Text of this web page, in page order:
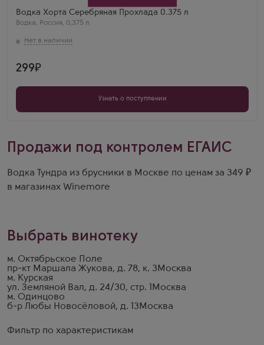
Фильтр по характеристикам
Водка Хорта Серебряная Прохлада 0.375 л
Водка, Россия, 0,375 л
299
Узнать о поступлении
Продажи под контролем ЕГАИС
Водка Тундра из брусники в Москве по ценам за 349 ₽
в магазинах Winemore
Выбрать винотеку
м. Октябрьское Поле
пр-кт Маршала Жукова, д. 78, к. 3 Москва
м. Курская
ул. Земляной Вал, д. 24/30, стр. 1
Москва
м. Одинцово
б-р Любы Новосёловой, д. 13 Москва